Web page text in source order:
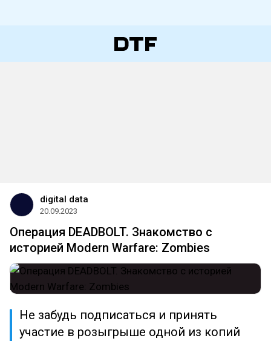
digital data
20.09.2023
Операция DEADBOLT. Знакомство с
историей Modern Warfare: Zombies
Не забудь подписаться и принять
участие в розыгрыше одной из копий